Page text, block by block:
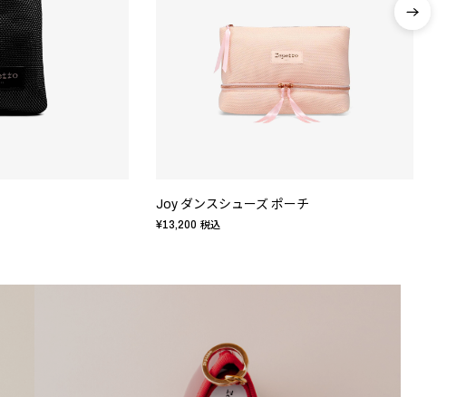
Joy ダンスシューズ ポーチ
¥13,200 税込